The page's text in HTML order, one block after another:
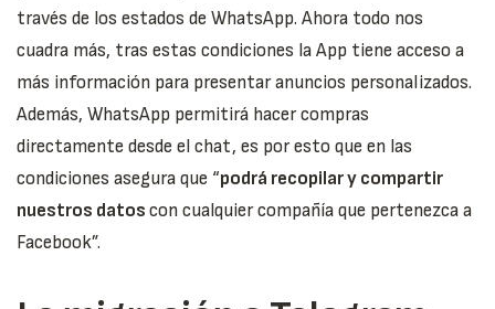
través de los estados de WhatsApp. Ahora todo nos
cuadra más, tras estas condiciones la App tiene acceso a
más información para presentar anuncios personalizados.
Además, WhatsApp permitirá hacer compras
directamente desde el chat, es por esto que en las
condiciones asegura que “podrá recopilar y compartir
nuestros datos con cualquier compañía que pertenezca a
Facebook”.